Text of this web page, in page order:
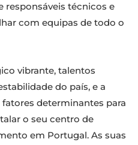
responsáveis técnicos e
com equipas de todo o
vibrante, talentos
do país, e a
determinantes para
o seu centro de
em Portugal. As suas